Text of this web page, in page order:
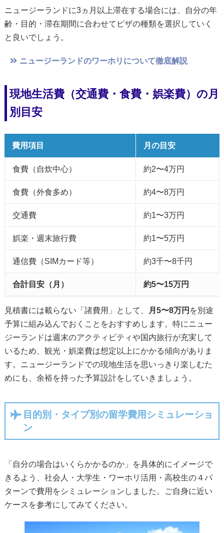
ニュージーランドに3ヵ月以上滞在する場合には、自分の年
齢・目的・滞在期間に合わせてビザの種類を選択していく
と良いでしょう。
ニュージーランドのワーホリについて徹底解説
現地生活費（交通費・食費・娯楽費）の月
別目安
費用項目 月の目安
食費（自炊中心） 約2〜4万円
食費（外食多め） 約4〜8万円
交通費 約1〜3万円
娯楽・週末旅行費 約1〜5万円
通信費（SIMカード等） 約3千〜8千円
合計目安（月） 約5〜15万円
見積書には載らない「諸費用」として、 月5〜8万円 を別途
予算に組み込んでおくことをおすすめします。特にニュー
ジーランドは週末のアクティビティや国内旅行が充実して
いるため、観光・娯楽費は想定以上にかかる傾向がありま
す。ニュージーランドでの現地生活を思いっきり楽しむた
めにも、余裕を持った予算設計をしていきましょう。
目的別・タイプ別の留学費用シミュレーショ
ン
「自分の場合はいくらかかるのか」を具体的にイメージで
きるよう、社会人・大学生・ワーホリ活用・高校生の４パ
ターンで費用をシミュレーションしました。ご自身に近い
ケースを参考にしてみてください。